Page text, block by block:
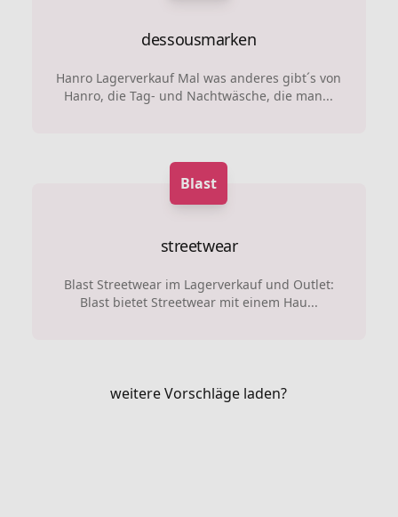
dessousmarken
Hanro Lagerverkauf Mal was anderes gibt´s von
Hanro, die Tag- und Nachtwäsche, die man...
Blast
streetwear
Blast Streetwear im Lagerverkauf und Outlet:
Blast bietet Streetwear mit einem Hau...
weitere Vorschläge laden?